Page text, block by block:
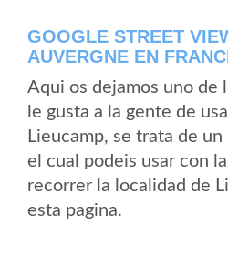
GOOGLE STREET
AUVERGNE EN
Aqui os dejamos uno de
le gusta a la gente de
Lieucamp, se trata de
el cual podeis usar con
recorrer la localidad de
esta pagina.